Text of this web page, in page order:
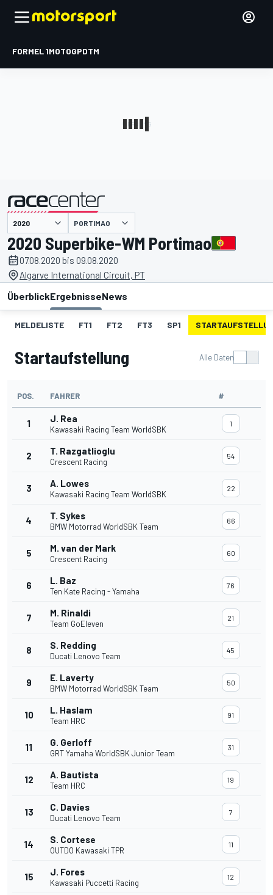
FORMEL 1MOTOGPDTM
PORTIMAO
2020 Superbike-WM Portimao
07.08.2020 bis 09.08.2020
Algarve International Circuit, PT
ÜberblickErgebnisseNews
MELDELISTE FT1 FT2 FT3 SP1
Startaufstellung Alle Daten
POS. FAHRER #
1 J. Rea
Kawasaki Racing Team WorldSBK
1
2 T. Razgatlioglu
Crescent Racing
54
3 A. Lowes
Kawasaki Racing Team WorldSBK
22
4 T. Sykes
BMW Motorrad WorldSBK Team
66
5 M. van der Mark
Crescent Racing
60
6 L. Baz
Ten Kate Racing - Yamaha
76
7 M. Rinaldi
Team GoEleven
21
8 S. Redding
Ducati Lenovo Team
45
9 E. Laverty
BMW Motorrad WorldSBK Team
50
10 L. Haslam
Team HRC
91
11 G. Gerloff
GRT Yamaha WorldSBK Junior Team
31
12 A. Bautista
Team HRC
19
13 C. Davies
Ducati Lenovo Team
7
14 S. Cortese
OUTDO Kawasaki TPR
11
15 J. Fores
Kawasaki Puccetti Racing
12